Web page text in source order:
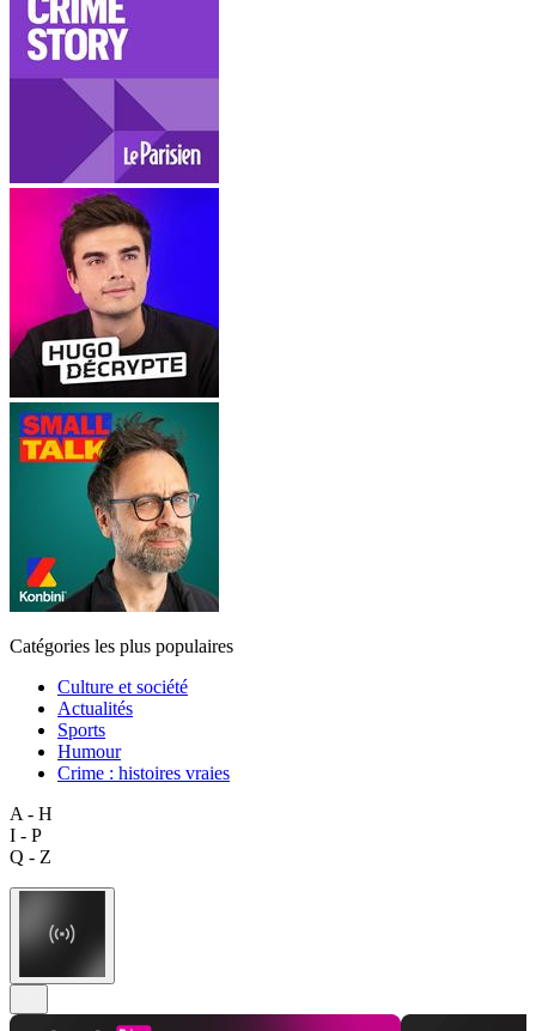
Catégories les plus populaires
Culture et société
Actualités
Sports
Humour
Crime : histoires vraies
A - H
I - P
Q - Z